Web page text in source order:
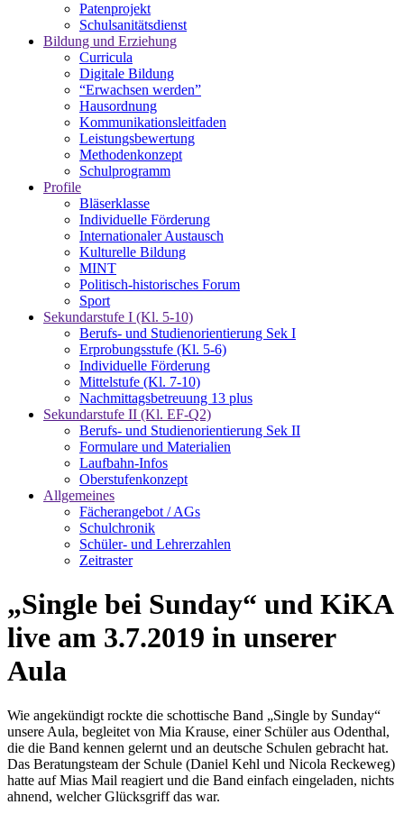
Patenprojekt
Schulsanitätsdienst
Bildung und Erziehung
Curricula
Digitale Bildung
“Erwachsen werden”
Hausordnung
Kommunikationsleitfaden
Leistungsbewertung
Methodenkonzept
Schulprogramm
Profile
Bläserklasse
Individuelle Förderung
Internationaler Austausch
Kulturelle Bildung
MINT
Politisch-historisches Forum
Sport
Sekundarstufe I (Kl. 5-10)
Berufs- und Studienorientierung Sek I
Erprobungsstufe (Kl. 5-6)
Individuelle Förderung
Mittelstufe (Kl. 7-10)
Nachmittagsbetreuung 13 plus
Sekundarstufe II (Kl. EF-Q2)
Berufs- und Studienorientierung Sek II
Formulare und Materialien
Laufbahn-Infos
Oberstufenkonzept
Allgemeines
Fächerangebot / AGs
Schulchronik
Schüler- und Lehrerzahlen
Zeitraster
„Single bei Sunday“ und KiKA
live am 3.7.2019 in unserer
Aula
Wie angekündigt rockte die schottische Band „Single by Sunday“
unsere Aula, begleitet von Mia Krause, einer Schüler aus Odenthal,
die die Band kennen gelernt und an deutsche Schulen gebracht hat.
Das Beratungsteam der Schule (Daniel Kehl und Nicola Reckeweg)
hatte auf Mias Mail reagiert und die Band einfach eingeladen, nichts
ahnend, welcher Glücksgriff das war.